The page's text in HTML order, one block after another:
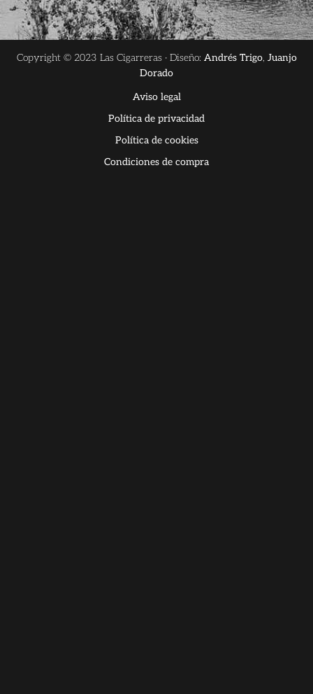
Copyright © 2023 Las Cigarreras · Diseño: Andrés Trigo, Juanjo
Dorado
Aviso legal
Política de privacidad
Política de cookies
Condiciones de compra